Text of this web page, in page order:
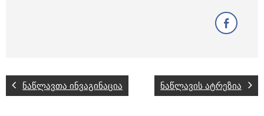
ნაწლავთა ინვაგინაცია ნაწლავის ატრეზია